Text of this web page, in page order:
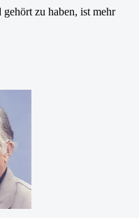
zu haben, ist mehr